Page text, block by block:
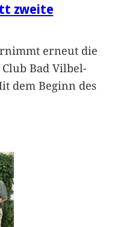
zweite
erneut die
Bad Vilbel-
dem Beginn des